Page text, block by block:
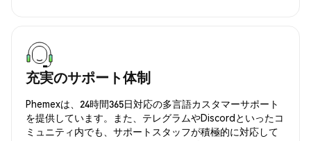
充実のサポート体制
Phemexは、24時間365日対応の多言語カスタマーサポート
を提供しています。また、テレグラムやDiscordといったコ
ミュニティ内でも、サポートスタッフが積極的に対応して